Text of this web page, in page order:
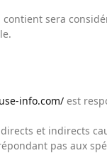
sera
info.com/ est
et indirects
pas aux